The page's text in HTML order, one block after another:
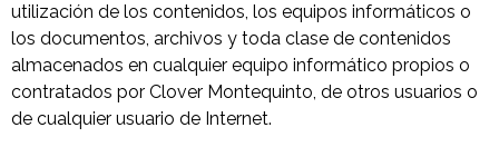
utilización de los contenidos, los equipos informáticos o
los documentos, archivos y toda clase de contenidos
almacenados en cualquier equipo informático propios o
contratados por Clover Montequinto, de otros usuarios o
de cualquier usuario de Internet.